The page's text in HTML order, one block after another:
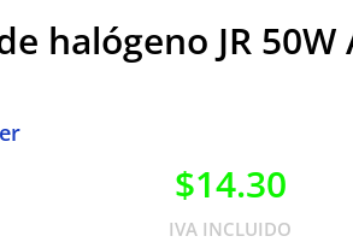
halógeno JR
$14.30
IVA INCLUIDO